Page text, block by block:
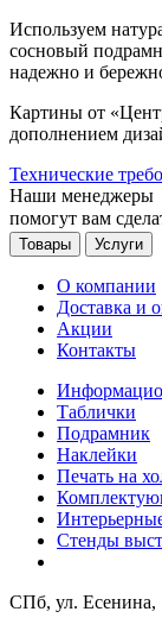
Используем
сосновый
надежно и
Картины от
дополнением
Технические
Наши менеджеры
помогут вам
Товары
Услуги
О компании
Доставка и
Акции
Контакты
Таблички
Подрамник
Наклейки
Печать на
Стенды
СПб, ул. Есенина,